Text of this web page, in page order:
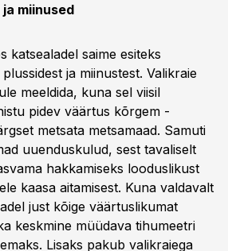
miinused
katsealadel saime esiteks
ja miinustest. Valikraie
meeldida, kuna sel viisil
pidev väärtus kõrgem -
metsata metsamaad. Samuti
uuenduskulud, sest tavaliselt
hakkamiseks looduslikust
kaasa aitamisest. Kuna valdavalt
just kõige väärtuslikumat
keskmine müüdava tihumeetri
Lisaks pakub valikraiega